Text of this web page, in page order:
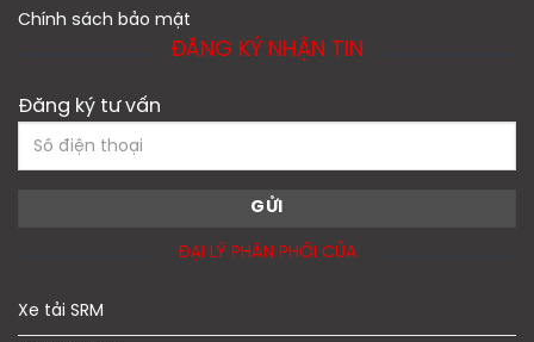
Chính sách bảo mật
ĐĂNG KÝ NHẬN TIN
Đăng ký tư vấn
ĐẠI LÝ PHÂN PHỐI CỦA
Xe tải SRM